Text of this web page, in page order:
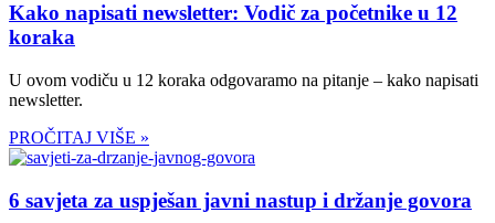
Kako napisati newsletter: Vodič za početnike u 12
koraka
U ovom vodiču u 12 koraka odgovaramo na pitanje – kako napisati
newsletter.
PROČITAJ VIŠE »
6 savjeta za uspješan javni nastup i držanje govora